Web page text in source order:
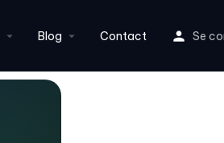
Blog Contact Se